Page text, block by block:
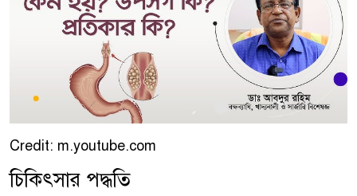
Credit: m.youtube.com
চিকিৎসার পদ্ধতি